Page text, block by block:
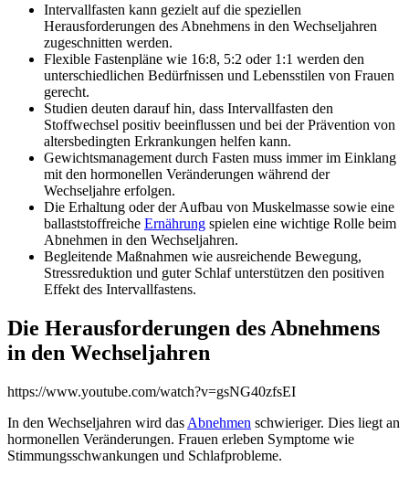
Intervallfasten kann gezielt auf die speziellen
Herausforderungen des Abnehmens in den Wechseljahren
zugeschnitten werden.
Flexible Fastenpläne wie 16:8, 5:2 oder 1:1 werden den
unterschiedlichen Bedürfnissen und Lebensstilen von Frauen
gerecht.
Studien deuten darauf hin, dass Intervallfasten den
Stoffwechsel positiv beeinflussen und bei der Prävention von
altersbedingten Erkrankungen helfen kann.
Gewichtsmanagement durch Fasten muss immer im Einklang
mit den hormonellen Veränderungen während der
Wechseljahre erfolgen.
Die Erhaltung oder der Aufbau von Muskelmasse sowie eine
ballaststoffreiche Ernährung spielen eine wichtige Rolle beim
Abnehmen in den Wechseljahren.
Begleitende Maßnahmen wie ausreichende Bewegung,
Stressreduktion und guter Schlaf unterstützen den positiven
Effekt des Intervallfastens.
Die Herausforderungen des Abnehmens
in den Wechseljahren
https://www.youtube.com/watch?v=gsNG40zfsEI
In den Wechseljahren wird das Abnehmen schwieriger. Dies liegt an
hormonellen Veränderungen. Frauen erleben Symptome wie
Stimmungsschwankungen und Schlafprobleme.